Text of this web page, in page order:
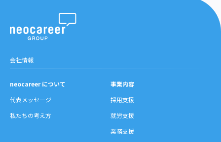
会社情報
neocareer について
代表メッセージ
私たちの考え方
事業内容
採用支援
就労支援
業務支援